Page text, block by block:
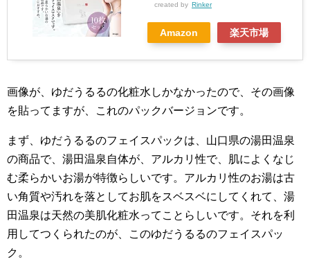
created by Rinker
Amazon 楽天市場
画像が、ゆだうるるの化粧水しかなかったので、その画像
を貼ってますが、これのパックバージョンです。
まず、ゆだうるるのフェイスパックは、山口県の湯田温泉
の商品で、湯田温泉自体が、アルカリ性で、肌によくなじ
む柔らかいお湯が特徴らしいです。アルカリ性のお湯は古
い角質や汚れを落としてお肌をスベスベにしてくれて、湯
田温泉は天然の美肌化粧水ってことらしいです。それを利
用してつくられたのが、このゆだうるるのフェイスパッ
ク。